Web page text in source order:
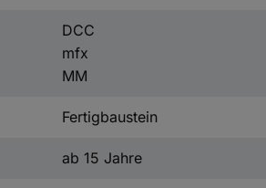
DCC
mfx
MM
Fertigbaustein
ab 15 Jahre